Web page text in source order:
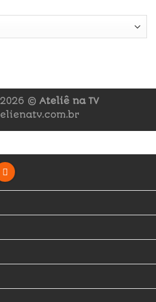
© Ateliê na TV